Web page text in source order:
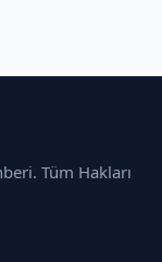
Tüm Hakları